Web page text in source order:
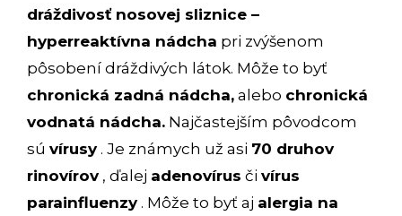
dráždivosť nosovej sliznice –
hyperreaktívna nádcha pri zvýšenom
pôsobení dráždivých látok. Môže to byť
chronická zadná nádcha, alebo chronická
vodnatá nádcha. Najčastejším pôvodcom
sú vírusy. Je známych už asi 70 druhov
rinovírov, ďalej adenovírus či vírus
parainfluenzy. Môže to byť aj alergia na